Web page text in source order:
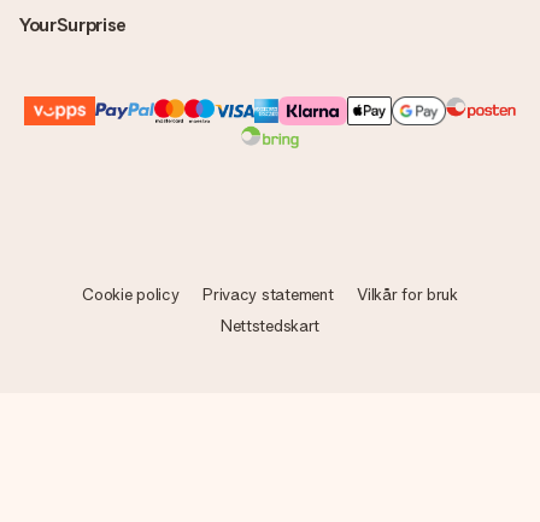
YourSurprise
Cookie policy Privacy statement
Vilkår for bruk
Nettstedskart